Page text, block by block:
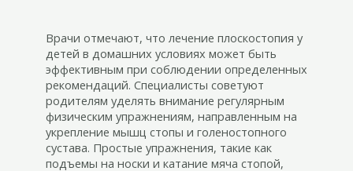
Врачи отмечают, что лечение плоскостопия у
детей в домашних условиях может быть
эффективным при соблюдении определенных
рекомендаций. Специалисты советуют
родителям уделять внимание регулярным
физическим упражнениям, направленным на
укрепление мышц стопы и голеностопного
сустава. Простые упражнения, такие как
подъемы на носки и катание мяча стопой,